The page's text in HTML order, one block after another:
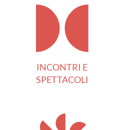
INCONTRI E
SPETTACOLI